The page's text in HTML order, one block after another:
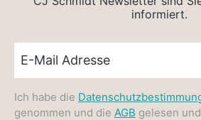
informiert.
Ich habe die
genommen und die AGB gelesen